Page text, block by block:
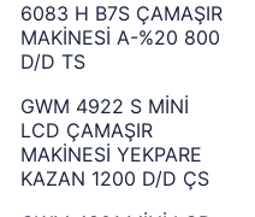
6083 H B7S ÇAMAŞIR
MAKİNESİ A-%20 800
D/D TS
GWM 4922 S MİNİ
LCD ÇAMAŞIR
MAKİNESİ YEKPARE
KAZAN 1200 D/D ÇS